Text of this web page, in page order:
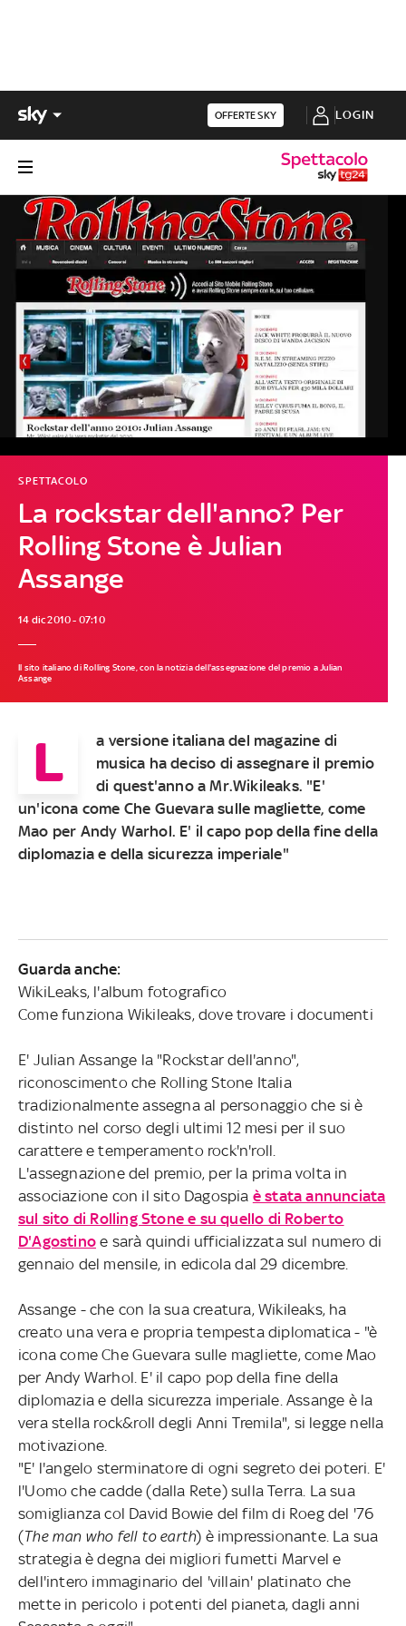
OFFERTE SKY LOGIN
La rockstar dell'anno? Per
Rolling Stone è Julian
Assange
SPETTACOLO
14 dic 2010 - 07:10
Il sito italiano di Rolling Stone, con la notizia dell'assegnazione del premio a Julian
Assange
L
a versione italiana del magazine di
musica ha deciso di assegnare il premio
di quest'anno a Mr.Wikileaks. "E'
un'icona come Che Guevara sulle magliette, come
Mao per Andy Warhol. E' il capo pop della fine della
diplomazia e della sicurezza imperiale"
Guarda anche:
WikiLeaks, l'album fotografico
Come funziona Wikileaks, dove trovare i documenti
E' Julian Assange la "Rockstar dell'anno",
riconoscimento che Rolling Stone Italia
tradizionalmente assegna al personaggio che si è
distinto nel corso degli ultimi 12 mesi per il suo
carattere e temperamento rock'n'roll.
L'assegnazione del premio, per la prima volta in
associazione con il sito Dagospia è stata annunciata
sul sito di Rolling Stone e su quello di Roberto
D'Agostinoe sarà quindi ufficializzata sul numero di
gennaio del mensile, in edicola dal 29 dicembre.
Assange - che con la sua creatura, Wikileaks, ha
creato una vera e propria tempesta diplomatica - "è
icona come Che Guevara sulle magliette, come Mao
per Andy Warhol. E' il capo pop della fine della
diplomazia e della sicurezza imperiale. Assange è la
vera stella rock&roll degli Anni Tremila", si legge nella
motivazione.
"E' l'angelo sterminatore di ogni segreto dei poteri. E'
l'Uomo che cadde (dalla Rete) sulla Terra. La sua
somiglianza col David Bowie del film di Roeg del '76
(The man who fell to earth) è impressionante. La sua
strategia è degna dei migliori fumetti Marvel e
dell'intero immaginario del 'villain' platinato che
mette in pericolo i potenti del pianeta, dagli anni